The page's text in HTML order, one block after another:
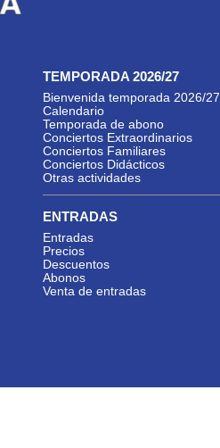
TEMPORADA 2026/27
Bienvenida temporada 2026/27
Calendario
Temporada de abono
Conciertos Extraordinarios
Conciertos Familiares
Conciertos Didácticos
Otras actividades
ENTRADAS
Entradas
Precios
Descuentos
Abonos
Venta de entradas